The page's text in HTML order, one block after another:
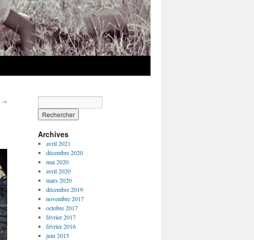
→
Archives
avril 2021
décembre 2020
mai 2020
avril 2020
mars 2020
décembre 2019
novembre 2017
octobre 2017
février 2017
février 2016
juin 2015